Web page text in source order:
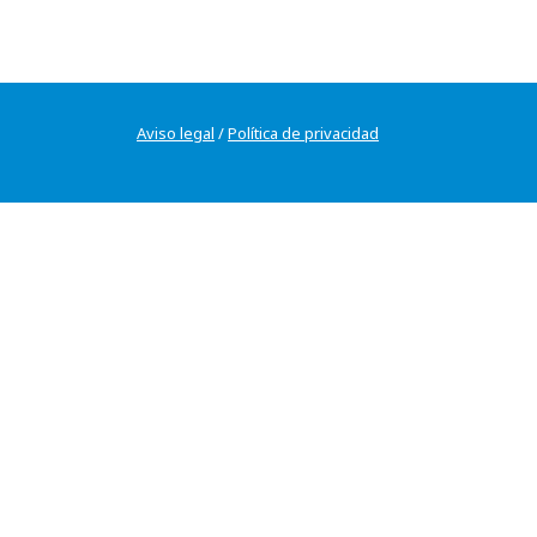
Aviso legal /Política de privacidad